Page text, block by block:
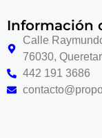
Información
Calle
76030,
442 191 3686